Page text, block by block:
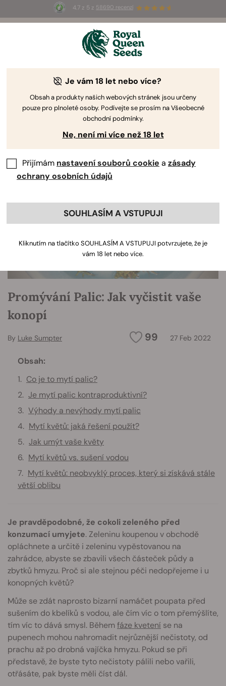
4.7 z 5 z 58690 recenzí
3 semínka White Widow Auto
Příručka pro Pěstování Konopí od Royal Queen Seeds
Příručka k Pěstování Hledač Tématu
Promývání Palic: Jak vyčistit vaše
konopí
99 27 Feb 2022
By Luke Sumpter
Obsah:
Co je to mytí palic?
Je mytí palic kontraproduktivní?
Výhody a nevýhody mytí palic
Mytí květů: jaká řešení použít?
Jak umýt vaše květy
Mytí květů vs. sušení vodou
Mytí květů: neobvyklý proces, který si získává stále
větší oblibu
Je pravděpodobné, že cokoli zeleného před
konzumací umyjete. Zeleninu koupenou v obchodě
opláchnete a určitě i zeleninu vypěstovanou na
zahrádce, abyste se zbavili všech částeček půdy a
zbytků hmyzu. Proč si ale stejnou péči nedopřejeme i u
konopných květů?
Může se zdát naprosto bizarní namáčet poupata před
sušením do kbelíků s vodou, ale čím víc o tom přemýšlíte,
tím víc to dává smysl. Běhemfáze kvetení se na
pupenech mohou nahromadit nejrůznější nečistoty, od
prachu až po drobná vajíčka hmyzu. Pokud se při
představě, že byste tyto nečistoty pálili nebo vařili,
otřásáte, pak byste měli číst dál.
Je vám 18 let nebo více?
Obsah a produkty našich webových stránek jsou určeny
pouze pro plnoleté osoby. Podívejte se prosím na Všeobecné
obchodní podmínky.
Ne, není mi více než 18 let
Přijímám nastavení souborů cookie a zásady
ochrany osobních údajů
SOUHLASÍM A VSTUPUJI
Kliknutím na tlačítko SOUHLASÍM A VSTUPUJI potvrzujete, že je
vám 18 let nebo více.